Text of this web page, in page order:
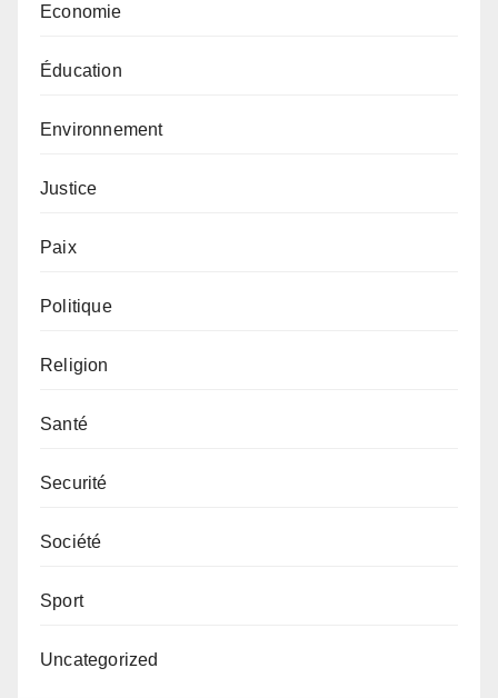
Economie
Éducation
Environnement
Justice
Paix
Politique
Religion
Santé
Securité
Société
Sport
Uncategorized